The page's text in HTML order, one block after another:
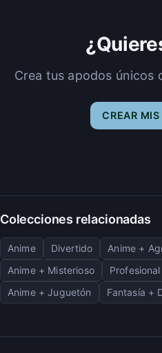
Crea tus apodos únicos
CREAR
Colecciones relacionadas
Anime Divertido Anime +
Anime + Misterioso
Anime + Juguetón
Fantasía +